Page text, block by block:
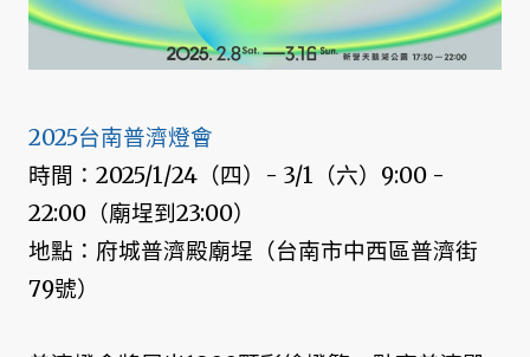
2025台南普濟燈會
時間：2025/1/24（四）- 3/1（六）9:00 -
22:00（廟埕到23:00）
地點：府城普濟殿廟埕（台南市中西區普濟街
79號）